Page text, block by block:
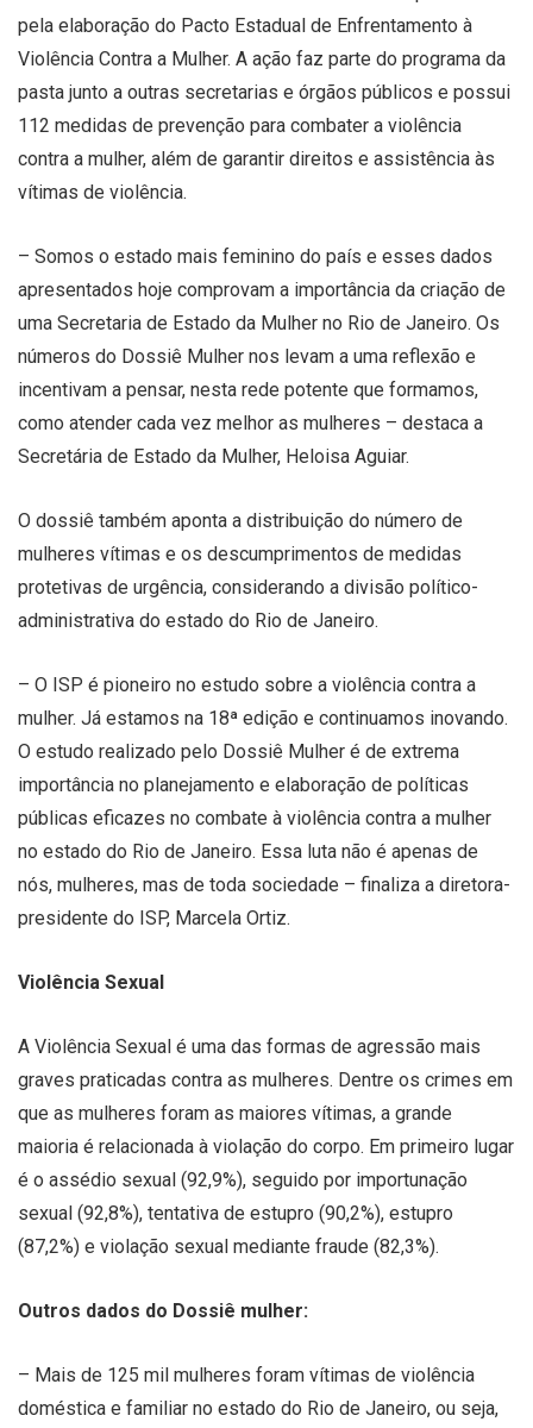
pela elaboração do Pacto Estadual de Enfrentamento à
Violência Contra a Mulher. A ação faz parte do programa da
pasta junto a outras secretarias e órgãos públicos e possui
112 medidas de prevenção para combater a violência
contra a mulher, além de garantir direitos e assistência às
vítimas de violência.
– Somos o estado mais feminino do país e esses dados
apresentados hoje comprovam a importância da criação de
uma Secretaria de Estado da Mulher no Rio de Janeiro. Os
números do Dossiê Mulher nos levam a uma reflexão e
incentivam a pensar, nesta rede potente que formamos,
como atender cada vez melhor as mulheres – destaca a
Secretária de Estado da Mulher, Heloisa Aguiar.
O dossiê também aponta a distribuição do número de
mulheres vítimas e os descumprimentos de medidas
protetivas de urgência, considerando a divisão político-
administrativa do estado do Rio de Janeiro.
– O ISP é pioneiro no estudo sobre a violência contra a
mulher. Já estamos na 18ª edição e continuamos inovando.
O estudo realizado pelo Dossiê Mulher é de extrema
importância no planejamento e elaboração de políticas
públicas eficazes no combate à violência contra a mulher
no estado do Rio de Janeiro. Essa luta não é apenas de
nós, mulheres, mas de toda sociedade – finaliza a diretora-
presidente do ISP, Marcela Ortiz.
Violência Sexual
A Violência Sexual é uma das formas de agressão mais
graves praticadas contra as mulheres. Dentre os crimes em
que as mulheres foram as maiores vítimas, a grande
maioria é relacionada à violação do corpo. Em primeiro lugar
é o assédio sexual (92,9%), seguido por importunação
sexual (92,8%), tentativa de estupro (90,2%), estupro
(87,2%) e violação sexual mediante fraude (82,3%).
Outros dados do Dossiê mulher:
– Mais de 125 mil mulheres foram vítimas de violência
doméstica e familiar no estado do Rio de Janeiro, ou seja,